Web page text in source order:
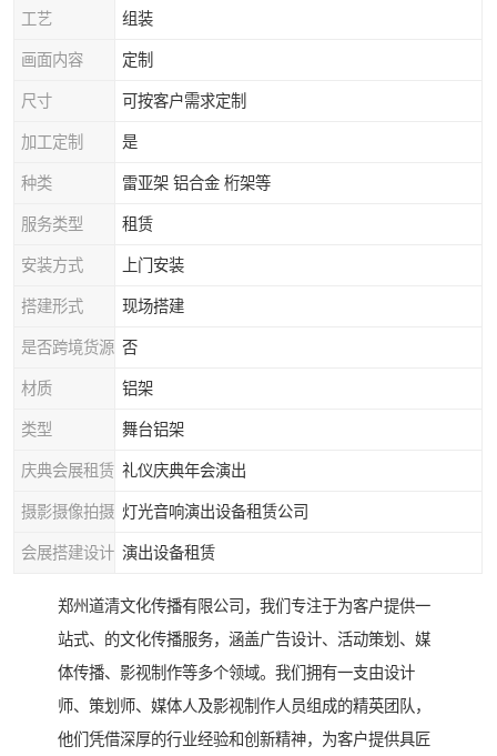
工艺 组装
画面内容 定制
尺寸 可按客户需求定制
加工定制 是
种类 雷亚架 铝合金 桁架等
服务类型 租赁
安装方式 上门安装
搭建形式 现场搭建
是否跨境货源 否
材质 铝架
类型 舞台铝架
庆典会展租赁 礼仪庆典年会演出
摄影摄像拍摄 灯光音响演出设备租赁公司
会展搭建设计 演出设备租赁
郑州道清文化传播有限公司，我们专注于为客户提供一
站式、的文化传播服务，涵盖广告设计、活动策划、媒
体传播、影视制作等多个领域。我们拥有一支由设计
师、策划师、媒体人及影视制作人员组成的精英团队，
他们凭借深厚的行业经验和创新精神，为客户提供具匠